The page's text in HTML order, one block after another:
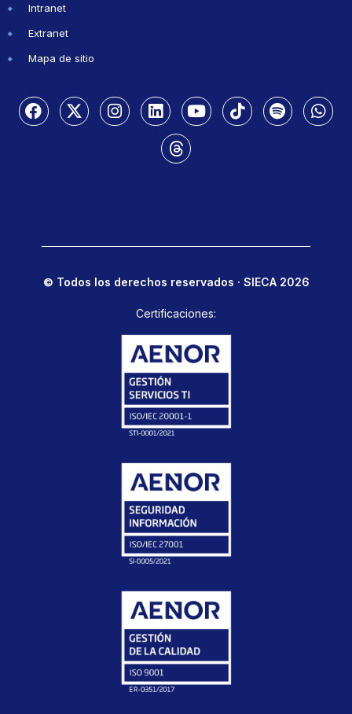
Intranet
Extranet
Mapa de sitio
© Todos los derechos reservados · SIECA 2026
Certificaciones: